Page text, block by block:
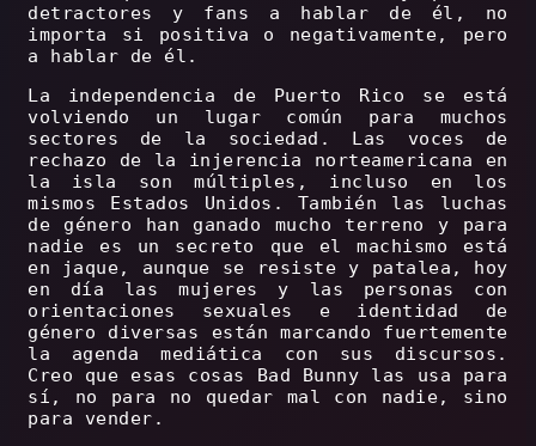
detractores y fans a hablar de él, no
importa si positiva o negativamente, pero
a hablar de él.
La independencia de Puerto Rico se está
volviendo un lugar común para muchos
sectores de la sociedad. Las voces de
rechazo de la injerencia norteamericana en
la isla son múltiples, incluso en los
mismos Estados Unidos. También las luchas
de género han ganado mucho terreno y para
nadie es un secreto que el machismo está
en jaque, aunque se resiste y patalea, hoy
en día las mujeres y las personas con
orientaciones sexuales e identidad de
género diversas están marcando fuertemente
la agenda mediática con sus discursos.
Creo que esas cosas Bad Bunny las usa para
sí, no para no quedar mal con nadie, sino
para vender.